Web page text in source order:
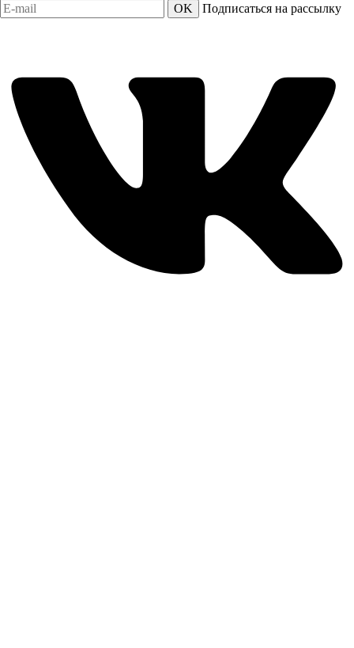
OK
Подписаться на рассылку